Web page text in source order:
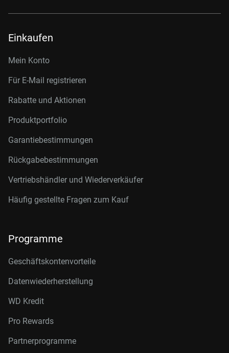
Einkaufen
Mein Konto
Für E-Mail registrieren
Rabatte und Aktionen
Produktportfolio
Garantiebestimmungen
Rückgabebestimmungen
Vertriebshändler und Wiederverkäufer
Häufig gestellte Fragen zum Kauf
Programme
Geschäftskontenvorteile
Datenwiederherstellung
WD Kredit
Pro Rewards
Partnerprogramme